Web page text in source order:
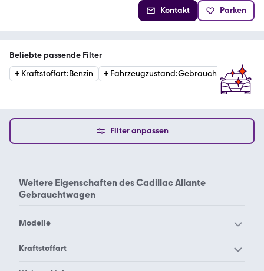
Kontakt Parken
Beliebte passende Filter
+ Kraftstoffart:Benzin + Fahrzeugzustand:Gebraucht +
Filter anpassen
Weitere Eigenschaften desCadillac Allante
Gebrauchtwagen
Modelle
Cadillac ATS
Kraftstoffart